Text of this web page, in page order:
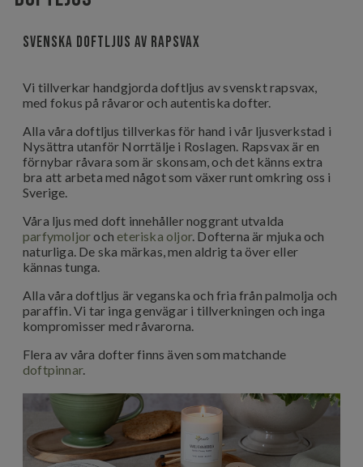
Svenska doftljus av rapsvax
Vi tillverkar handgjorda doftljus av svenskt rapsvax,
med fokus på råvaror och autentiska dofter.
Alla våra doftljus tillverkas för hand i vår ljusverkstad i
Nysättra utanför Norrtälje i Roslagen. Rapsvax är en
förnybar råvara som är skonsam, och det känns extra
bra att arbeta med något som växer runt omkring oss i
Sverige.
Våra ljus med doft innehåller noggrant utvalda
parfymoljorocheteriska oljor. Dofterna är mjuka och
naturliga. De ska märkas, men aldrig ta över eller
kännas tunga.
Alla våra doftljus är veganska och fria från palmolja och
paraffin. Vi tar inga genvägar i tillverkningen och inga
kompromisser med råvarorna.
Flera av våra dofter finns även som matchande
doftpinnar.